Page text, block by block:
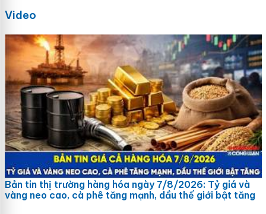
Video
Bản tin thị trường hàng hóa ngày 7/8/2026: Tỷ giá và
vàng neo cao, cà phê tăng mạnh, dầu thế giới bật tăng